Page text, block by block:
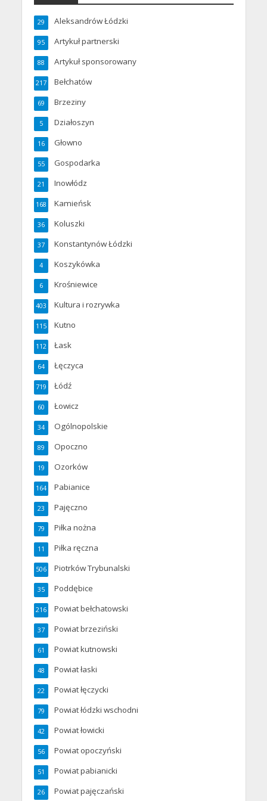
Aleksandrów Łódzki
29
Artykuł partnerski
95
Artykuł sponsorowany
88
Bełchatów
217
Brzeziny
69
Działoszyn
5
Głowno
16
Gospodarka
55
Inowłódz
21
Kamieńsk
168
Koluszki
36
Konstantynów Łódzki
37
Koszykówka
4
Krośniewice
6
Kultura i rozrywka
403
Kutno
115
Łask
112
Łęczyca
64
Łódź
719
Łowicz
60
Ogólnopolskie
34
Opoczno
89
Ozorków
19
Pabianice
164
Pajęczno
23
Piłka nożna
79
Piłka ręczna
11
Piotrków Trybunalski
506
Poddębice
35
Powiat bełchatowski
216
Powiat brzeziński
37
Powiat kutnowski
61
Powiat łaski
48
Powiat łęczycki
22
Powiat łódzki wschodni
79
Powiat łowicki
42
Powiat opoczyński
56
Powiat pabianicki
51
Powiat pajęczański
26